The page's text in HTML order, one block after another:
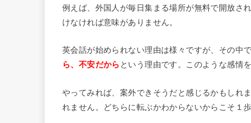
例えば、外国人が毎日集まる場所が無料で開放さ
けなければ意味がありません。
英会話が始められない理由は様々ですが、その中
ら、不安だから という理由です。このような感情
やってみれば、案外できそうだと感じるかもしれ
れません。どちらに転ぶかわからないからこそ１